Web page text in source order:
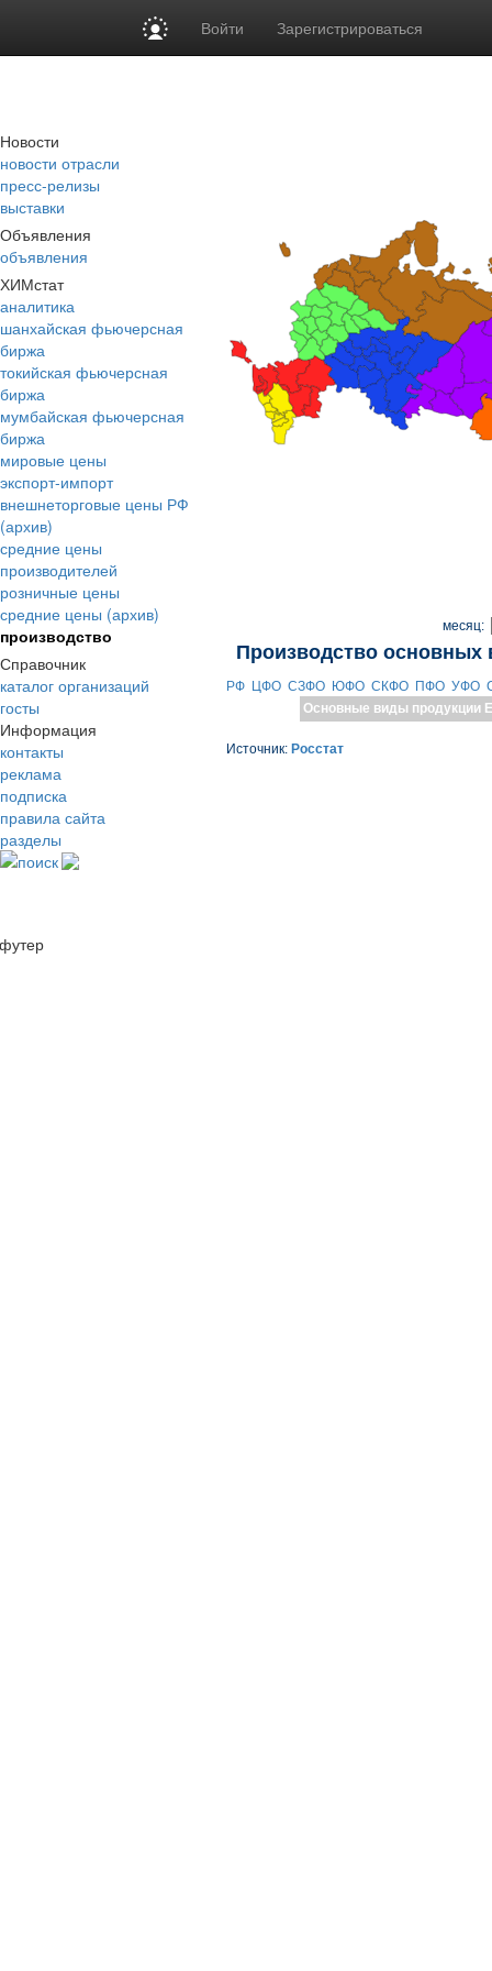
Войти Зарегистрироваться
Новости
новости отрасли
пресс-релизы
выставки
Объявления
объявления
ХИМстат
аналитика
шанхайская фьючерсная
биржа
токийская фьючерсная
биржа
мумбайская фьючерсная
биржа
мировые цены
экспорт-импорт
внешнеторговые цены РФ
(архив)
средние цены
производителей
розничные цены
средние цены (архив)
производство
Справочник
каталог организаций
госты
Информация
контакты
реклама
подписка
правила сайта
разделы
поиск
месяц:
Производство основных
РФ ЦФО СЗФО ЮФО СКФО ПФО УФО
Основные виды продукции
Источник: Росстат
футер